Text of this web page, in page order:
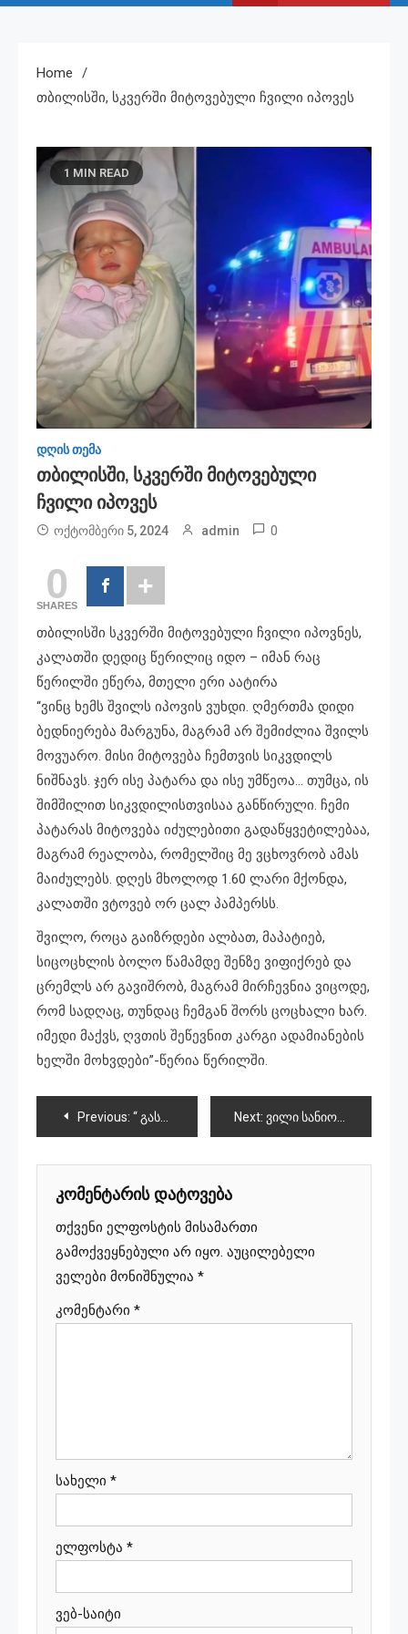
Home
Თბილისში, Სკვერში Მიტოვებული Ჩვილი Იპოვეს
1 MIN READ
დღის თემა
Თბილისში, Სკვერში Მიტოვებული
Ჩვილი Იპოვეს
ოქტომბერი 5, 2024 admin 0
0
SHARES
თბილისში სკვერში მიტოვებული ჩვილი იპოვნეს,
კალათში დედიც წერილიც იდო – იმან რაც
წერილში ეწერა, მთელი ერი აატირა
“ვინც ხემს შვილს იპოვის ვუხდი. ღმერთმა დიდი
ბედნიერება მარგუნა, მაგრამ არ შემიძლია შვილს
მოვუარო. მისი მიტოვება ჩემთვის სიკვდილს
ნიშნავს. ჯერ ისე პატარა და ისე უმწეოა… თუმცა, ის
შიმშილით სიკვდილისთვისაა განწირული. ჩემი
პატარას მიტოვება იძულებითი გადაწყვეტილებაა,
მაგრამ რეალობა, რომელშიც მე ვცხოვრობ ამას
მაიძულებს. დღეს მხოლოდ 1.60 ლარი მქონდა,
კალათში ვტოვებ ორ ცალ პამპერსს.
შვილო, როცა გაიზრდები ალბათ, მაპატიებ,
სიცოცხლის ბოლო წამამდე შენზე ვიფიქრებ და
ცრემლს არ გავიშრობ, მაგრამ მირჩევნია ვიცოდე,
რომ სადღაც, თუნდაც ჩემგან შორს ცოცხალი ხარ.
იმედი მაქვს, ღვთის შეწევნით კარგი ადამიანების
ხელში მოხვდები”-წერია წერილში.
პოსტის
ნავიგაცია
Previous: “ გასამართლდეს “ ნაციონალური მოძრაობა”,- რეჟიმი, რომელმაც მოსახლეობას ტერორი, წამება, მკვლელობები და ომის ქარ-ცეცხლი დაატეხა თავს”-ბიძინა ივანიშვილი Next: ვილი სანიოლი თბილისის საპატიო მოქალაქე გახდა
კომენტარის დატოვება
თქვენი ელფოსტის მისამართი
გამოქვეყნებული არ იყო. აუცილებელი
ველები მონიშნულია *
კომენტარი *
სახელი *
ელფოსტა *
ვებ-საიტი